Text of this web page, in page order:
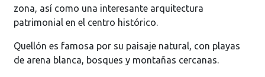
zona, así como una interesante arquitectura
patrimonial en el centro histórico.
Quellón es famosa por su paisaje natural, con playas
de arena blanca, bosques y montañas cercanas.